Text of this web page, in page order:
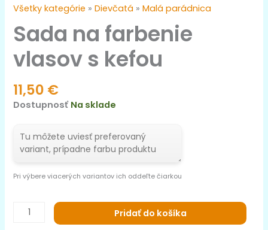
Všetky kategórie »Dievčatá »Malá parádnica
Sada na farbenie
vlasov s kefou
11,50 €
Dostupnosť Na sklade
Pri výbere viacerých variantov ich oddeľte čiarkou
Pridať do košíka